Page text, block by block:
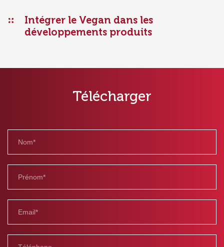
Intégrer le Vegan dans les
développements produits
Télécharger